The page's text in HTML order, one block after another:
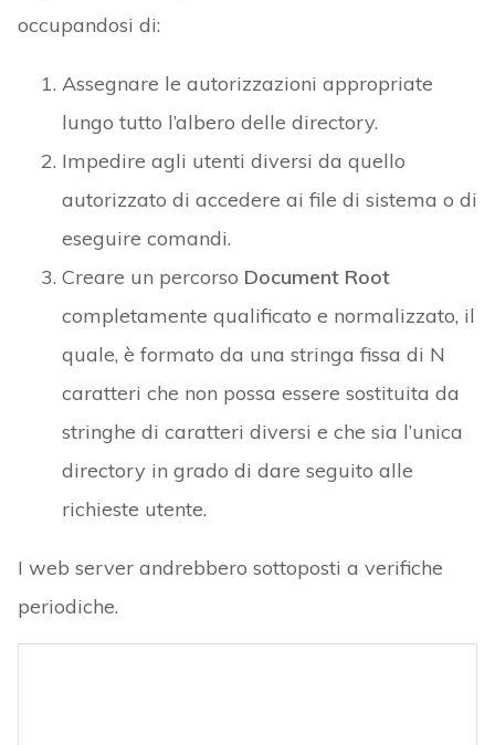
occupandosi di:
Assegnare le autorizzazioni appropriate
lungo tutto l’albero delle directory.
Impedire agli utenti diversi da quello
autorizzato di accedere ai file di sistema o di
eseguire comandi.
Creare un percorso Document Root
completamente qualificato e normalizzato, il
quale, è formato da una stringa fissa di N
caratteri che non possa essere sostituita da
stringhe di caratteri diversi e che sia l’unica
directory in grado di dare seguito alle
richieste utente.
I web server andrebbero sottoposti a verifiche
periodiche.